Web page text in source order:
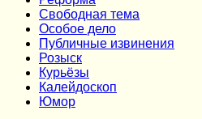
Cвободная тема
Особое дело
Публичные извинения
Розыск
Курьёзы
Калейдоскоп
Юмор